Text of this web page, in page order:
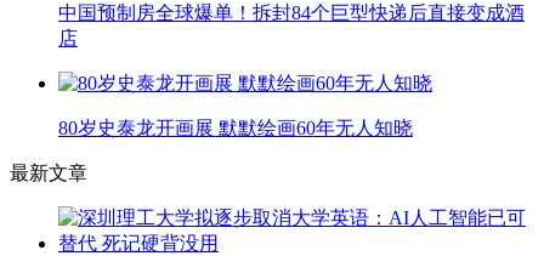
中国预制房全球爆单！拆封84个巨型快递后直接变成酒
店
80岁史泰龙开画展 默默绘画60年无人知晓
最新文章